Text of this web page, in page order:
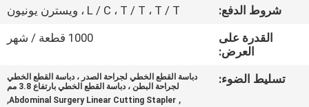
ضبط
الجودة
اتصل
شروط الدفع:
L / C ، T / T ، T / T ، ويسترن يونيون
القدرة على
العرض:
1000 قطعة / شهر
تسليط الضوء:
دباسة القطع الخطي لجراحة الصدر ، دباسة القطع الخطي
لجراحة البطن ، دباسة القطع الخطي بارتفاع 3.8 مم
,
Abdominal Surgery Linear Cutting Stapler
,